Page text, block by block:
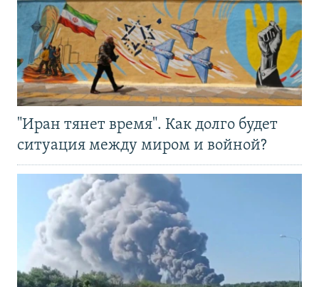
"Иран тянет время". Как долго будет
ситуация между миром и войной?